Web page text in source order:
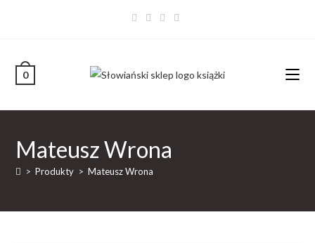
0
Mateusz Wrona
> Produkty > Mateusz Wrona